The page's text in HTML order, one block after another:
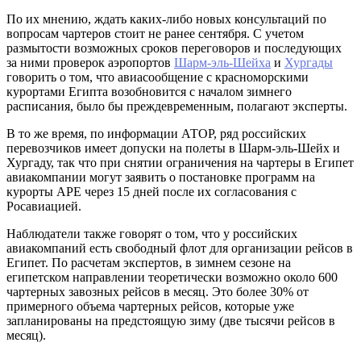
По их мнению, ждать каких-либо новых консультаций по
вопросам чартеров стоит не ранее сентября. С учетом
размытости возможных сроков переговоров и последующих
за ними проверок аэропортов Шарм-эль-Шейха и Хургады
говорить о том, что авиасообщение с красноморскими
курортами Египта возобновится с началом зимнего
расписания, было бы преждевременным, полагают эксперты.
В то же время, по информации АТОР, ряд российских
перевозчиков имеет допуски на полеты в Шарм-эль-Шейх и
Хургаду, так что при снятии ограничения на чартеры в Египет
авиакомпании могут заявить о постановке программ на
курорты АРЕ через 15 дней после их согласования с
Росавиацией.
Наблюдатели также говорят о том, что у российских
авиакомпаний есть свободный флот для организации рейсов в
Египет. По расчетам экспертов, в зимнем сезоне на
египетском направлении теоретически возможно около 600
чартерных завозных рейсов в месяц. Это более 30% от
примерного объема чартерных рейсов, которые уже
запланированы на предстоящую зиму (две тысячи рейсов в
месяц).